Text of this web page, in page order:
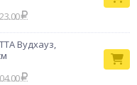
Вудхауз,